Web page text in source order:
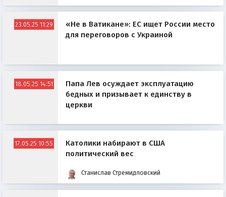
23.05.25 11:29
«Не в Ватикане»: ЕС ищет России место
для переговоров с Украиной
18.05.25 14:51
Папа Лев осуждает эксплуатацию
бедных и призывает к единству в
церкви
17.05.25 10:55
Католики набирают в США
политический вес
Станислав Стремидловский